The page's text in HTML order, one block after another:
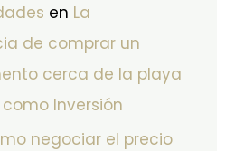
en La
de comprar un
cerca de la playa
Inversión
negociar el precio